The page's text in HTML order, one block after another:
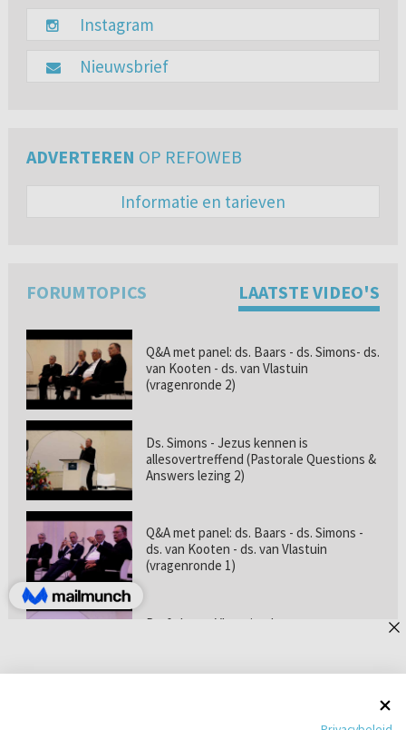
Instagram
Nieuwsbrief
ADVERTEREN OP REFOWEB
Informatie en tarieven
FORUMTOPICS LAATSTE VIDEO'S
Q&A met panel: ds. Baars - ds. Simons- ds.
van Kooten - ds. van Vlastuin
(vragenronde 2)
Ds. Simons - Jezus kennen is
allesovertreffend (Pastorale Questions &
Answers lezing 2)
Q&A met panel: ds. Baars - ds. Simons -
ds. van Kooten - ds. van Vlastuin
(vragenronde 1)
Prof. dr. van Vlastuin - Is